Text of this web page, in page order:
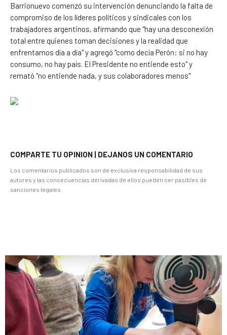
Barrionuevo comenzó su intervención denunciando la falta de
compromiso de los líderes políticos y sindicales con los
trabajadores argentinos, afirmando que "hay una desconexión
total entre quienes toman decisiones y la realidad que
enfrentamos día a día" y agregó "como decía Perón: si no hay
consumo, no hay país. El Presidente no entiende esto" y
remató "no entiende nada, y sus colaboradores menos"
COMPARTE TU OPINION | DEJANOS UN COMENTARIO
Los comentarios publicados son de exclusiva responsabilidad de sus
autores y las consecuencias derivadas de ellos pueden ser pasibles de
sanciones legales.